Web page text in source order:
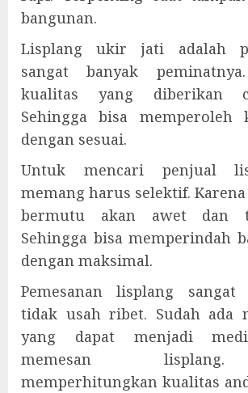
bangunan.
Lisplang ukir jati adalah
sangat banyak
kualitas yang diberikan
Sehingga bisa memperoleh
dengan sesuai.
Untuk mencari penjual
memang harus selektif.
bermutu akan awet dan
Sehingga bisa memperindah
dengan maksimal.
Pemesanan lisplang
tidak usah ribet. Sudah ada
yang dapat menjadi
memesan
memperhitungkan kualitas